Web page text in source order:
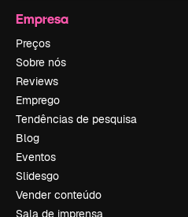
Empresa
Preços
Sobre nós
Reviews
Emprego
Tendências de pesquisa
Blog
Eventos
Slidesgo
Vender conteúdo
Sala de imprensa